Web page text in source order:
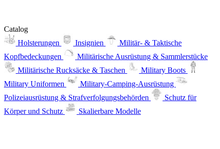
Catalog
Holsterungen
Insignien
Militär- & Taktische
Kopfbedeckungen
Militärische Ausrüstung & Sammlerstücke
Militärische Rucksäcke & Taschen
Military Boots
Military Uniformen
Military-Camping-Ausrüstung
Polizeiausrüstung & Strafverfolgungsbehörden
Schutz für
Körper und Schutz
Skalierbare Modelle